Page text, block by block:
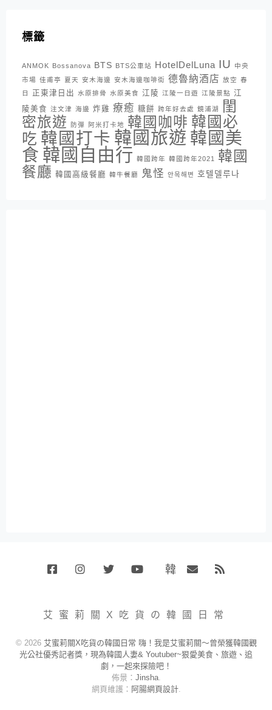
標籤
ANMOK Bossanova BTS BTS公車站 HotelDelLuna IU
中央
市場 佳甫亭 夏天 安木海邊 安木海邊咖啡街 德魯納酒店 放空 春
日
正東津日出 水原排骨 水原美食 江陵 江陵一日遊 江陵景點 江
陵美食 注文津 海邊 炸雞 療癒 糖餅 跨年好去處 鏡浦湖
閨
密旅遊
防彈 阿米打卡地 韓國咖啡 韓國必
吃 韓國打卡 韓國旅遊 韓國美
食 韓國自由行 韓國跨年 韓國跨年2021
韓國
餐廳 韓國高級餐廳 韓牛餐廳 鬼怪 안목해변 호텔델루나
韓
小
賣
艾蜜莉關X吃貨の韓國日常
© 2026 艾蜜莉關X吃貨の韓國日常 嗨！我是艾蜜莉關～曾榮獲韓國觀
光公社優秀記者獎，現為韓國人妻& Youtuber~狠愛美食、旅遊、追
劇，一起來探險吧！
佈景： Jinsha.
網頁維護： 阿腸網頁設計.